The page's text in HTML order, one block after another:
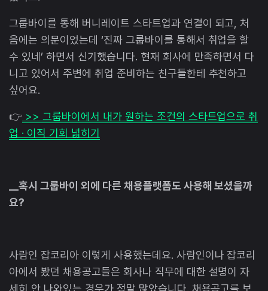
그룹바이를 통해 버니레이트 스타트업과 연결이 되고, 처
음에는 의문이었는데 ‘진짜 그룹바이를 통해서 취업을 할
수 있네’ 하면서 신기했습니다. 현재 회사에 만족하면서 다
니고 있어서 주변에 취업 준비하는 친구들한테 추천하고
싶어요.
👉>> 그룹바이에서 내가 원하는 조건의 스타트업으로 취
업 · 이직 기회 넓히기
__혹시 그룹바이 외에 다른 채용플랫폼도 사용해 보셨을까
요?
사람인 잡코리아 이렇게 사용했는데요. 사람인이나 잡코리
아에서 봤던 채용공고들은 회사나 직무에 대한 설명이 자
세히 안 나와있는 경우가 정말 많았습니다. 채용공고를 보